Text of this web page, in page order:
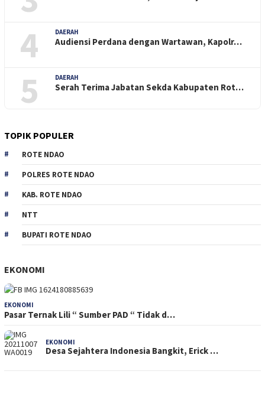
4 DAERAH
Audiensi Perdana dengan Wartawan, Kapolr…
5 DAERAH
Serah Terima Jabatan Sekda Kabupaten Rot…
TOPIK POPULER
ROTE NDAO
POLRES ROTE NDAO
KAB. ROTE NDAO
NTT
BUPATI ROTE NDAO
EKONOMI
EKONOMI
Pasar Ternak Lili “ Sumber PAD “ Tidak d…
EKONOMI
Desa Sejahtera Indonesia Bangkit, Erick …